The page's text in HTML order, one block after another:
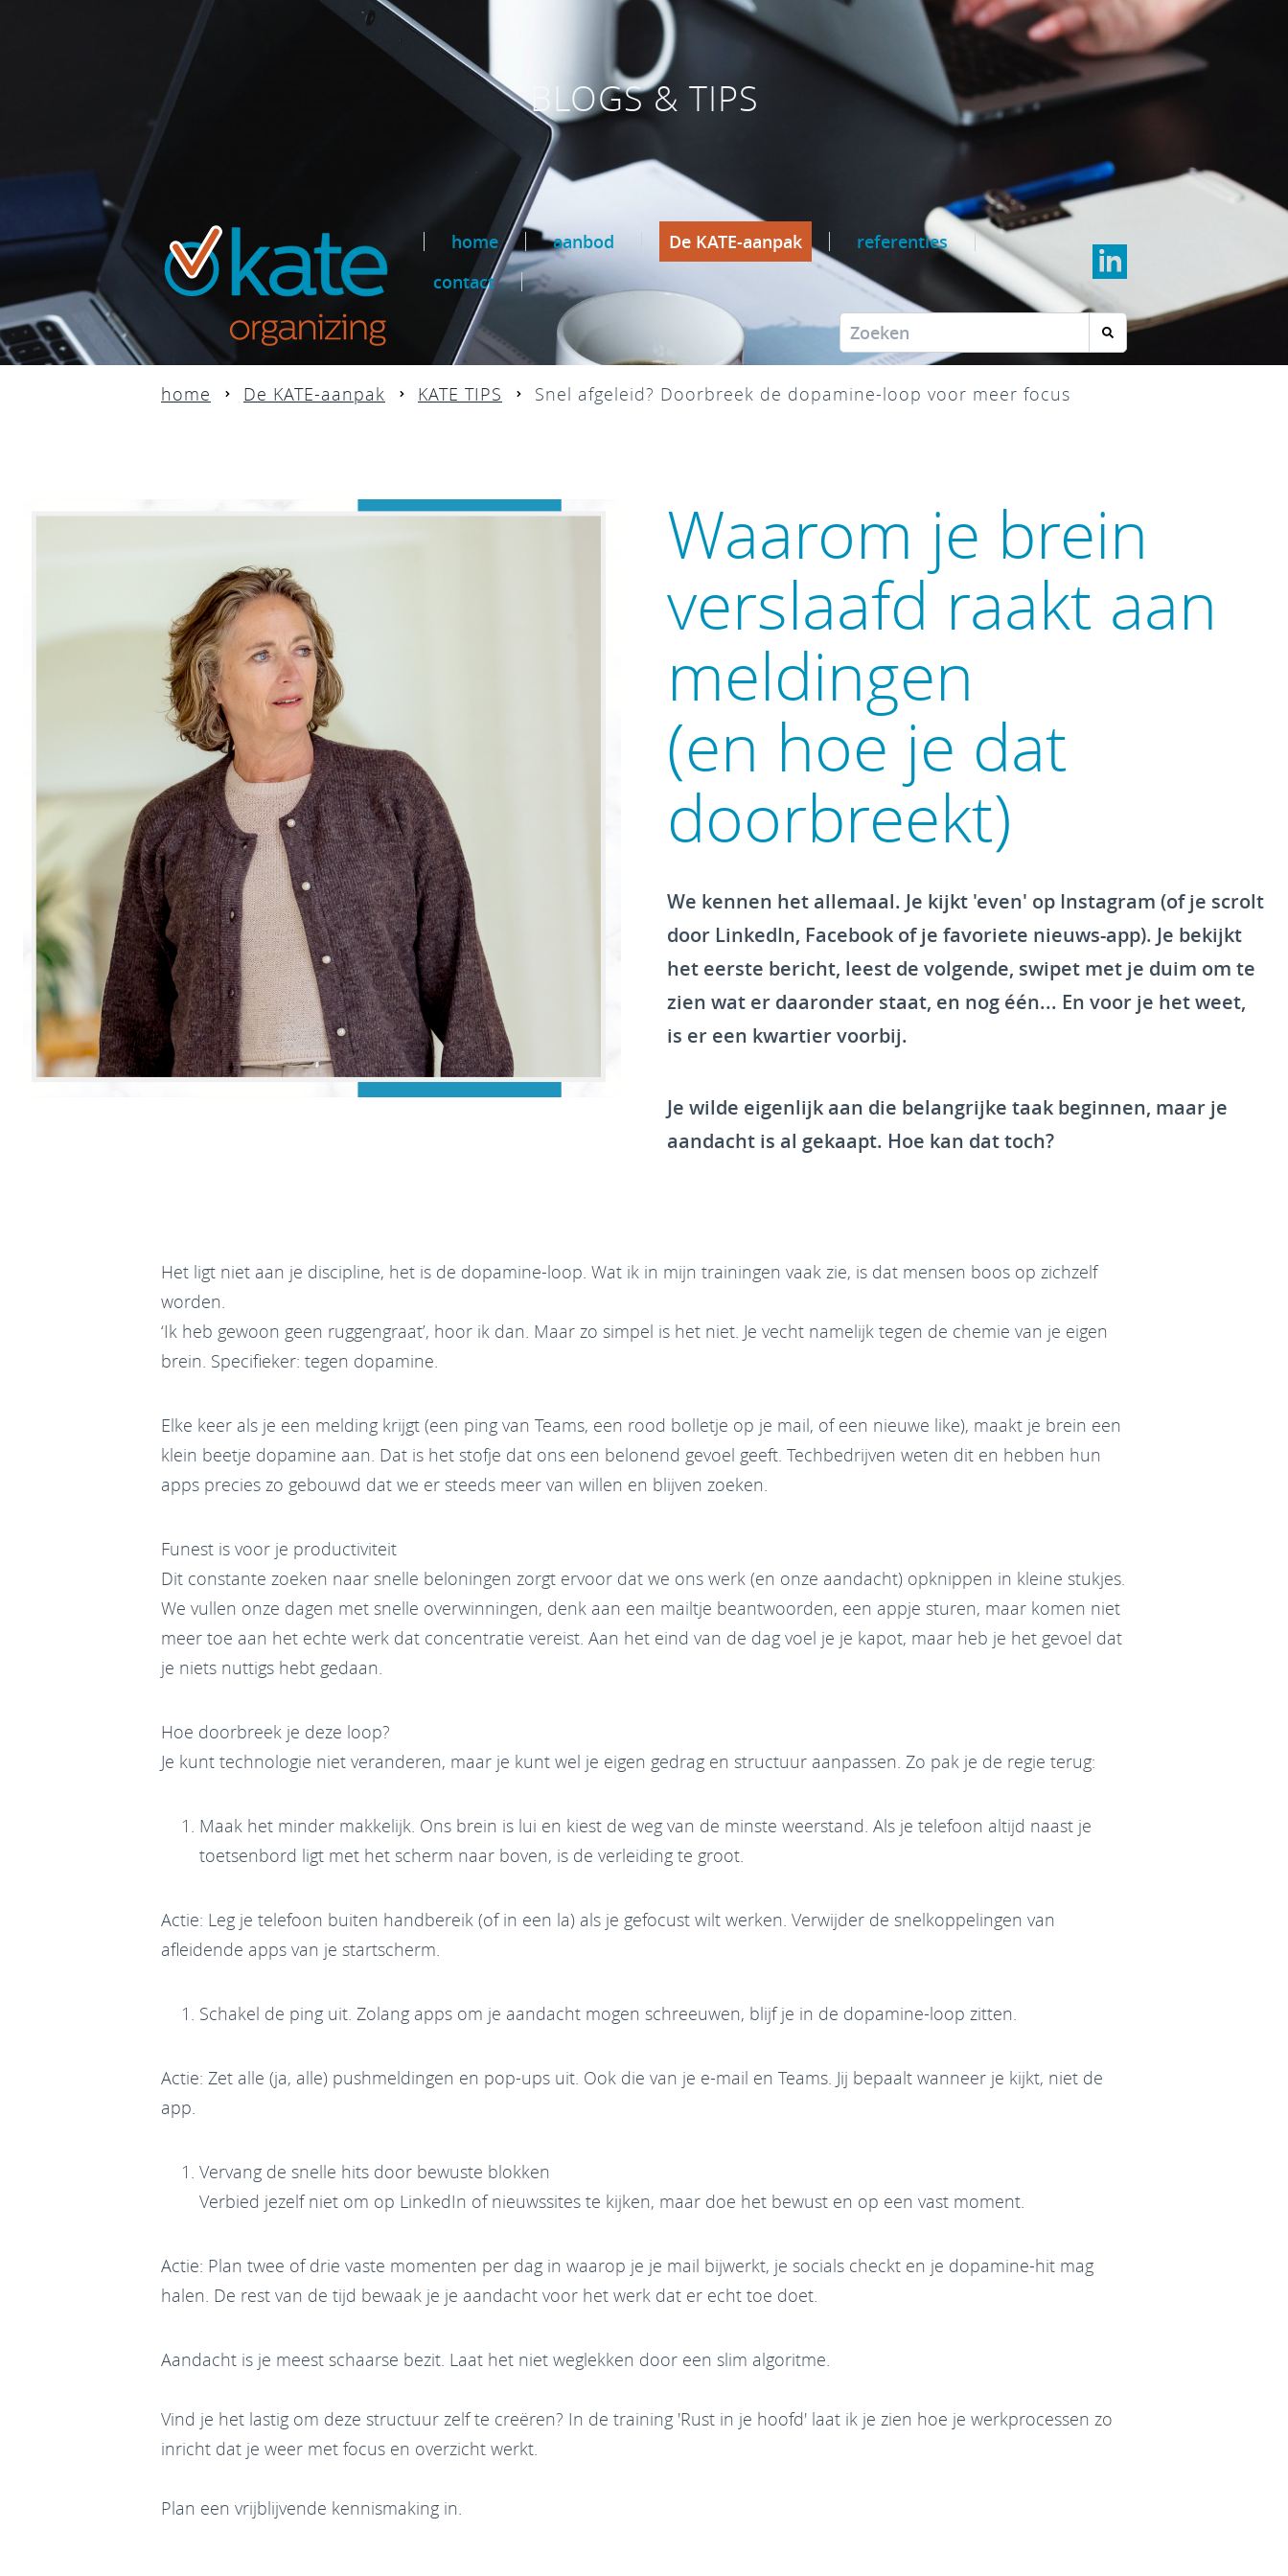
BLOGS & TIPS
home aanbod De KATE-aanpak
referenties
contact
home De KATE-aanpak KATE TIPS Snel afgeleid? Doorbreek de dopamine-loop voor meer focus
Waarom je brein
verslaafd raakt aan
meldingen
(en hoe je dat
doorbreekt)
We kennen het allemaal. Je kijkt 'even' op Instagram (of je scrolt
door LinkedIn, Facebook of je favoriete nieuws-app). Je bekijkt
het eerste bericht, leest de volgende, swipet met je duim om te
zien wat er daaronder staat, en nog één... En voor je het weet,
is er een kwartier voorbij.
Je wilde eigenlijk aan die belangrijke taak beginnen, maar je
aandacht is al gekaapt. Hoe kan dat toch?
Het ligt niet aan je discipline, het is de dopamine-loop. Wat ik in mijn trainingen vaak zie, is dat mensen boos op zichzelf
worden.
‘Ik heb gewoon geen ruggengraat’, hoor ik dan. Maar zo simpel is het niet. Je vecht namelijk tegen de chemie van je eigen
brein. Specifieker: tegen dopamine.
Elke keer als je een melding krijgt (een ping van Teams, een rood bolletje op je mail, of een nieuwe like), maakt je brein een
klein beetje dopamine aan. Dat is het stofje dat ons een belonend gevoel geeft. Techbedrijven weten dit en hebben hun
apps precies zo gebouwd dat we er steeds meer van willen en blijven zoeken.
Funest is voor je productiviteit
Dit constante zoeken naar snelle beloningen zorgt ervoor dat we ons werk (en onze aandacht) opknippen in kleine stukjes.
We vullen onze dagen met snelle overwinningen, denk aan een mailtje beantwoorden, een appje sturen, maar komen niet
meer toe aan het echte werk dat concentratie vereist. Aan het eind van de dag voel je je kapot, maar heb je het gevoel dat
je niets nuttigs hebt gedaan.
Hoe doorbreek je deze loop?
Je kunt technologie niet veranderen, maar je kunt wel je eigen gedrag en structuur aanpassen. Zo pak je de regie terug:
Maak het minder makkelijk. Ons brein is lui en kiest de weg van de minste weerstand. Als je telefoon altijd naast je
toetsenbord ligt met het scherm naar boven, is de verleiding te groot.
Actie: Leg je telefoon buiten handbereik (of in een la) als je gefocust wilt werken. Verwijder de snelkoppelingen van
afleidende apps van je startscherm.
Schakel de ping uit. Zolang apps om je aandacht mogen schreeuwen, blijf je in de dopamine-loop zitten.
Actie: Zet alle (ja, alle) pushmeldingen en pop-ups uit. Ook die van je e-mail en Teams. Jij bepaalt wanneer je kijkt, niet de
app.
Vervang de snelle hits door bewuste blokken
Verbied jezelf niet om op LinkedIn of nieuwssites te kijken, maar doe het bewust en op een vast moment.
Actie: Plan twee of drie vaste momenten per dag in waarop je je mail bijwerkt, je socials checkt en je dopamine-hit mag
halen. De rest van de tijd bewaak je je aandacht voor het werk dat er echt toe doet.
Aandacht is je meest schaarse bezit. Laat het niet weglekken door een slim algoritme.
Vind je het lastig om deze structuur zelf te creëren? In de training 'Rust in je hoofd' laat ik je zien hoe je werkprocessen zo
inricht dat je weer met focus en overzicht werkt.
Plan een vrijblijvende kennismaking in.